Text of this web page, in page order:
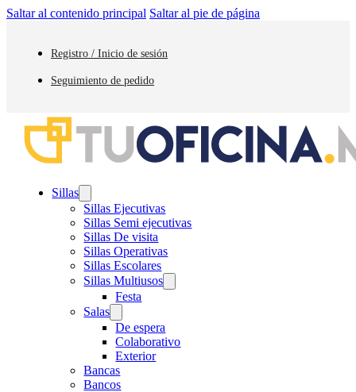
Saltar al contenido principal Saltar al pie de página
Registro / Inicio de sesión
Seguimiento de pedido
Sillas
Sillas Ejecutivas
Sillas Semi ejecutivas
Sillas De visita
Sillas Operativas
Sillas Escolares
Sillas Multiusos
Festa
Salas
De espera
Colaborativo
Exterior
Bancas
Bancos